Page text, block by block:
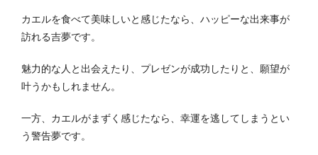
カエルを食べて美味しいと感じたなら、ハッピーな出来事が
訪れる吉夢です。
魅力的な人と出会えたり、プレゼンが成功したりと、願望が
叶うかもしれません。
一方、カエルがまずく感じたなら、幸運を逃してしまうとい
う警告夢です。